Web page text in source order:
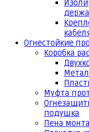
Огнестойкие
Коробка
Муфта
подушка
Пена